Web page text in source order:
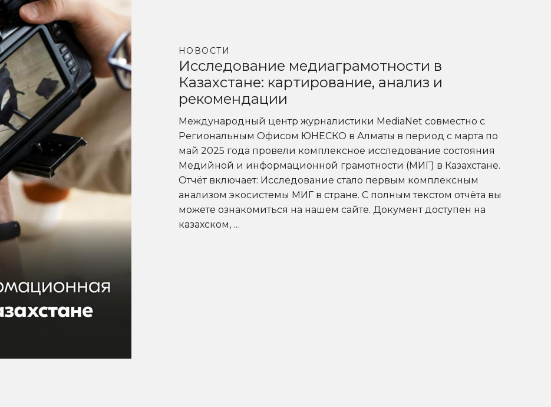
НОВОСТИ
Исследование медиаграмотности в
Казахстане: картирование, анализ и
рекомендации
Международный центр журналистики MediaNet совместно с
Региональным Офисом ЮНЕСКО в Алматы в период с марта по
май 2025 года провели комплексное исследование состояния
Медийной и информационной грамотности (МИГ) в Казахстане.
Отчёт включает: Исследование стало первым комплексным
анализом экосистемы МИГ в стране. С полным текстом отчёта вы
можете ознакомиться на нашем сайте. Документ доступен на
казахском, …